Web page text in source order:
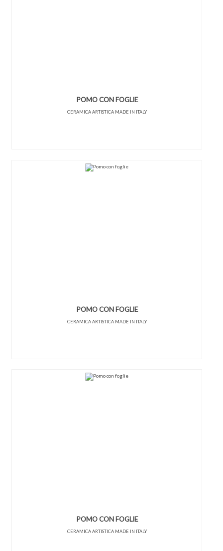
POMO CON FOGLIE
CERAMICA ARTISTICA MADE IN ITALY
POMO CON FOGLIE
CERAMICA ARTISTICA MADE IN ITALY
POMO CON FOGLIE
CERAMICA ARTISTICA MADE IN ITALY